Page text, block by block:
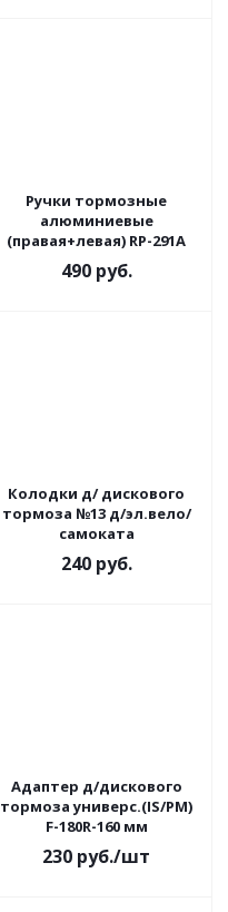
Ручки тормозные
алюминиевые
(правая+левая) RP-291A
490руб.
Колодки д/ дискового
тормоза №13 д/эл.вело/
самоката
240руб.
Адаптер д/дискового
тормоза универс.(IS/PM)
F-180R-160 мм
230 руб./шт